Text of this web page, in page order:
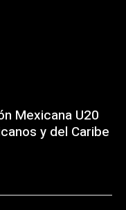
Mexicana U20
y del Caribe